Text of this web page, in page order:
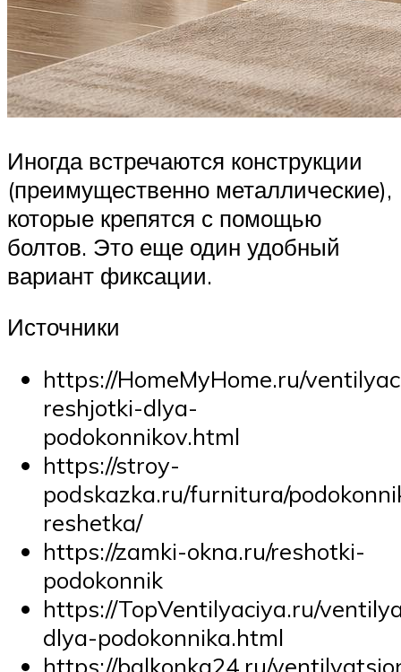
Иногда встречаются конструкции
(преимущественно металлические),
которые крепятся с помощью
болтов. Это еще один удобный
вариант фиксации.
Источники
https://HomeMyHome.ru/
reshjotki-dlya-
podokonnikov.html
https://stroy-
podskazka.ru/furnitura/
reshetka/
https://zamki-okna.ru/reshotki-
podokonnik
https://TopVentilyaciya.ru/
dlya-podokonnika.html
https://balkonka24.ru/